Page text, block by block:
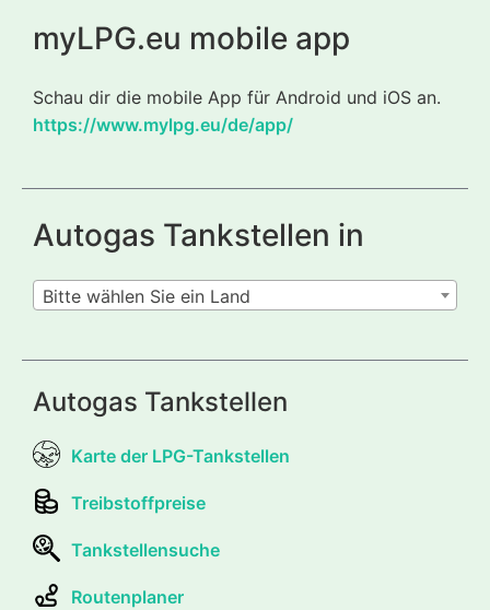
myLPG.eu mobile app
Schau dir die mobile App für Android und iOS an.
https://www.mylpg.eu/de/app/
Autogas Tankstellen in
Bitte wählen Sie ein Land
Autogas Tankstellen
Karte der LPG-Tankstellen
Treibstoffpreise
Tankstellensuche
Routenplaner